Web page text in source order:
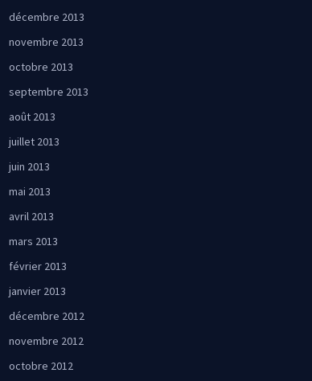
décembre 2013
novembre 2013
octobre 2013
septembre 2013
août 2013
juillet 2013
juin 2013
mai 2013
avril 2013
mars 2013
février 2013
janvier 2013
décembre 2012
novembre 2012
octobre 2012